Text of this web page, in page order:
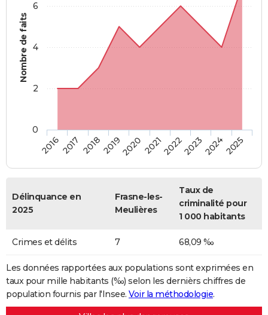
Nombre de faits
20162017 20182019202020212022202320242025
0
2
4
6
Délinquance en
2025
Frasne-les-
Meulières
Taux de
criminalité pour
1 000 habitants
Crimes et délits 7 68,09 ‰
Les données rapportées aux populations sont exprimées en
taux pour mille habitants (‰) selon les dernièrs chiffres de
population fournis par l'Insee. Voir la méthodologie.